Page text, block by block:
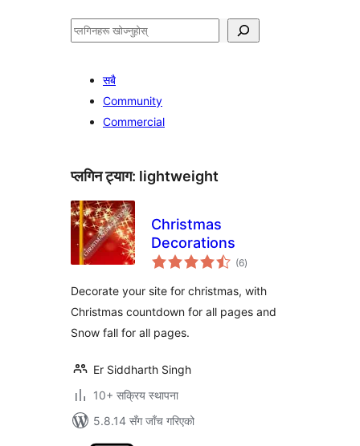
खोज्नुहोस्
सबै
Community
Commercial
प्लगिन ट्याग: lightweight
Christmas
Decorations
(6कुल
रेटिङ्गहरू
)
Decorate your site for christmas, with
Christmas countdown for all pages and
Snow fall for all pages.
Er Siddharth Singh
10+ सक्रिय स्थापना
5.8.14 सँग जाँच गरिएको